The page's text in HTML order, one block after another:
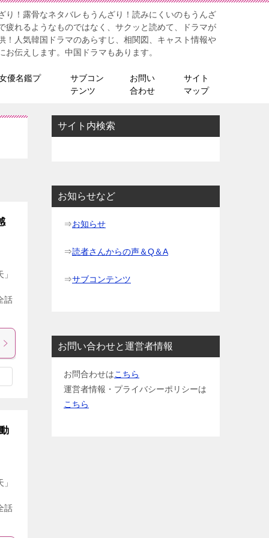
り！露骨なネタバレもうんざり！読みにくいのもうんざ
疲れるようなものではなく、サクッと読めて、ドラマが
！人気韓国ドラマのあらすじ、相関図、キャスト情報や
伝えします。中国ドラマもあります。
優名鑑プ
サブコン
テンツ
お問い
合わせ
サイト
マップ
話
話
サイト内検索
お知らせなど
⇒お知らせ
⇒読者さんからの声＆Q＆A
⇒サブコンテンツ
お問い合わせと運営者情報
お問合わせはこちら
運営者情報・プライバシーポリシーは
こちら